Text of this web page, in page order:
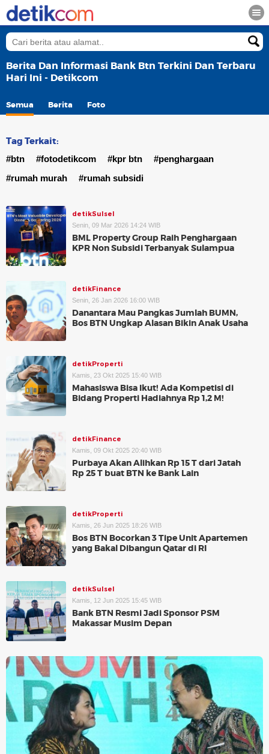
Berita Dan Informasi Bank Btn Terkini Dan Terbaru
Hari Ini - Detikcom
Semua Berita Foto
Tag Terkait:
#btn #fotodetikcom #kpr btn
#penghargaan
#rumah murah
#rumah subsidi
detikSulsel
Senin, 09 Mar 2026 14:24 WIB
BML Property Group Raih Penghargaan
KPR Non Subsidi Terbanyak Sulampua
detikFinance
Senin, 26 Jan 2026 16:00 WIB
Danantara Mau Pangkas Jumlah BUMN,
Bos BTN Ungkap Alasan Bikin Anak Usaha
detikProperti
Kamis, 23 Okt 2025 15:40 WIB
Mahasiswa Bisa Ikut! Ada Kompetisi di
Bidang Properti Hadiahnya Rp 1,2 M!
detikFinance
Kamis, 09 Okt 2025 20:40 WIB
Purbaya Akan Alihkan Rp 15 T dari Jatah
Rp 25 T buat BTN ke Bank Lain
detikProperti
Kamis, 26 Jun 2025 18:26 WIB
Bos BTN Bocorkan 3 Tipe Unit Apartemen
yang Bakal Dibangun Qatar di RI
detikSulsel
Kamis, 12 Jun 2025 15:45 WIB
Bank BTN Resmi Jadi Sponsor PSM
Makassar Musim Depan